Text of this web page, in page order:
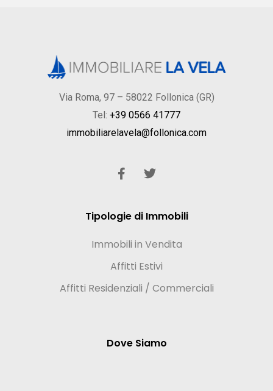
Via Roma, 97 – 58022 Follonica (GR)
Tel: +39 0566 41777
immobiliarelavela@follonica.com
Tipologie di Immobili
Immobili in Vendita
Affitti Estivi
Affitti Residenziali / Commerciali
Dove Siamo